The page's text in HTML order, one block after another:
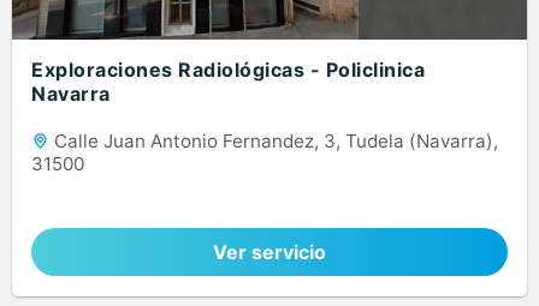
Exploraciones Radiológicas - Policlinica
Navarra
Calle Juan Antonio Fernandez, 3, Tudela (Navarra),
31500
Ver servicio